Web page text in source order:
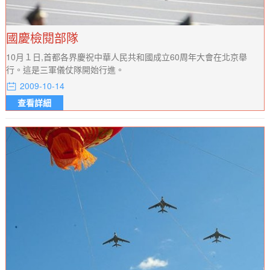
國慶檢閱部隊
10月１日,首都各界慶祝中華人民共和國成立60周年大會在北京舉
行。這是三軍儀仗隊開始行進。
2009-10-14
查看詳細